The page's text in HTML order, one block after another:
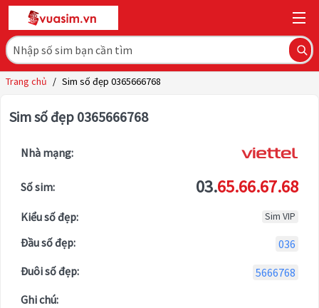
Trang chủ / Sim số đẹp 0365666768
Sim số đẹp 0365666768
Nhà mạng:
Số sim: 03.65.66.67.68
Kiểu số đẹp: Sim VIP
Đầu số đẹp:
036
Đuôi số đẹp:
5666768
Ghi chú: